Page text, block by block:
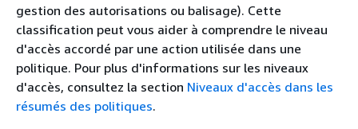
gestion des autorisations ou balisage). Cette
classification peut vous aider à comprendre le niveau
d'accès accordé par une action utilisée dans une
politique. Pour plus d'informations sur les niveaux
d'accès, consultez la section Niveaux d'accès dans les
résumés des politiques.